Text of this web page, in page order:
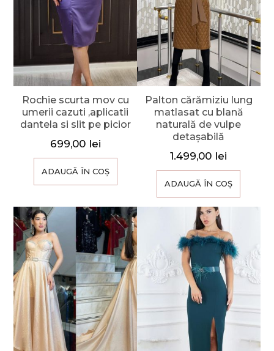
Rochie scurta mov cu
umerii cazuti ,aplicatii
dantela si slit pe picior
699,00 lei
ADAUGĂ ÎN COȘ
Palton cărămiziu lung
matlasat cu blană
naturală de vulpe
detașabilă
1.499,00 lei
ADAUGĂ ÎN COȘ